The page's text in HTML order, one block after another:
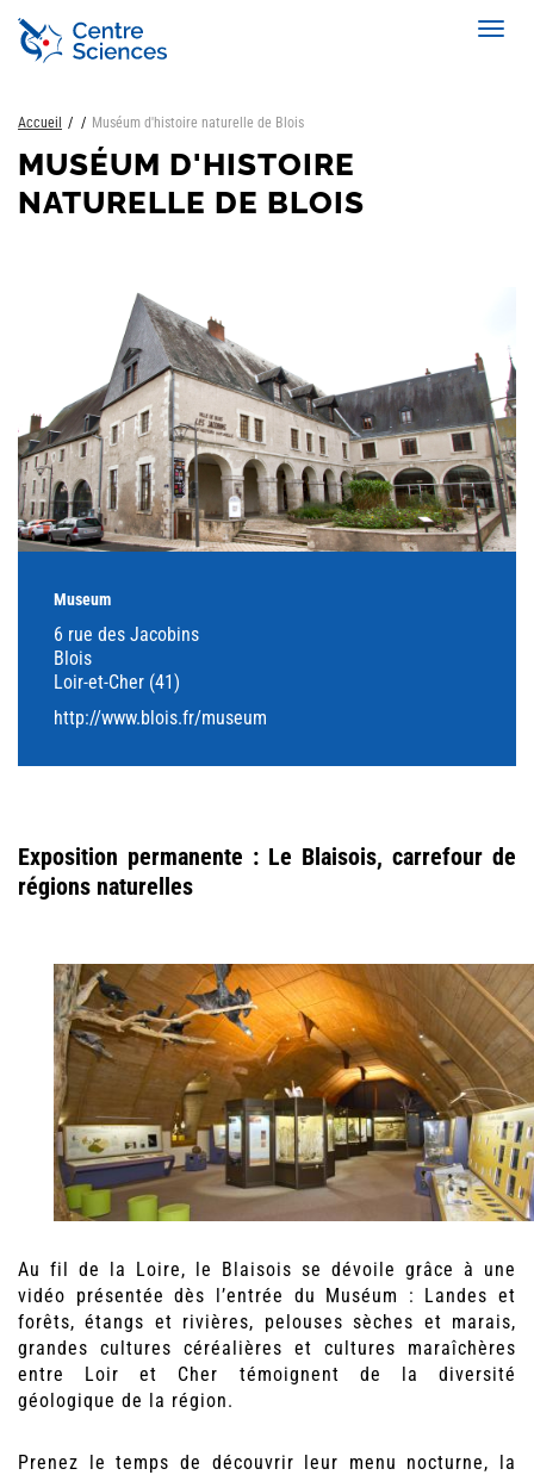
Aller
contenu
Accueil Muséum d'histoire naturelle de Blois
MUSÉUM D'HISTOIRE
NATURELLE DE BLOIS
Museum
6 rue des Jacobins
Blois
Loir-et-Cher (41)
http://www.blois.fr/museum
Exposition permanente : Le Blaisois, carrefour de
régions naturelles
Au fil de la Loire, le Blaisois se dévoile grâce à une
vidéo présentée dès l’entrée du Muséum : Landes et
forêts, étangs et rivières, pelouses sèches et marais,
grandes cultures céréalières et cultures maraîchères
entre Loir et Cher témoignent de la diversité
géologique de la région.
Prenez le temps de découvrir leur menu nocturne, la